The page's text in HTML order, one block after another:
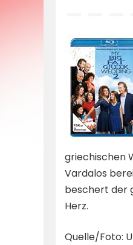
griechischen
Vardalos
beschert der
Herz.
Quelle/Foto: